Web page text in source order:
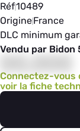
Réf10489
OrigineFrance
DLC minimum
Vendu par Bidon
Connectez-vous
voir la fiche